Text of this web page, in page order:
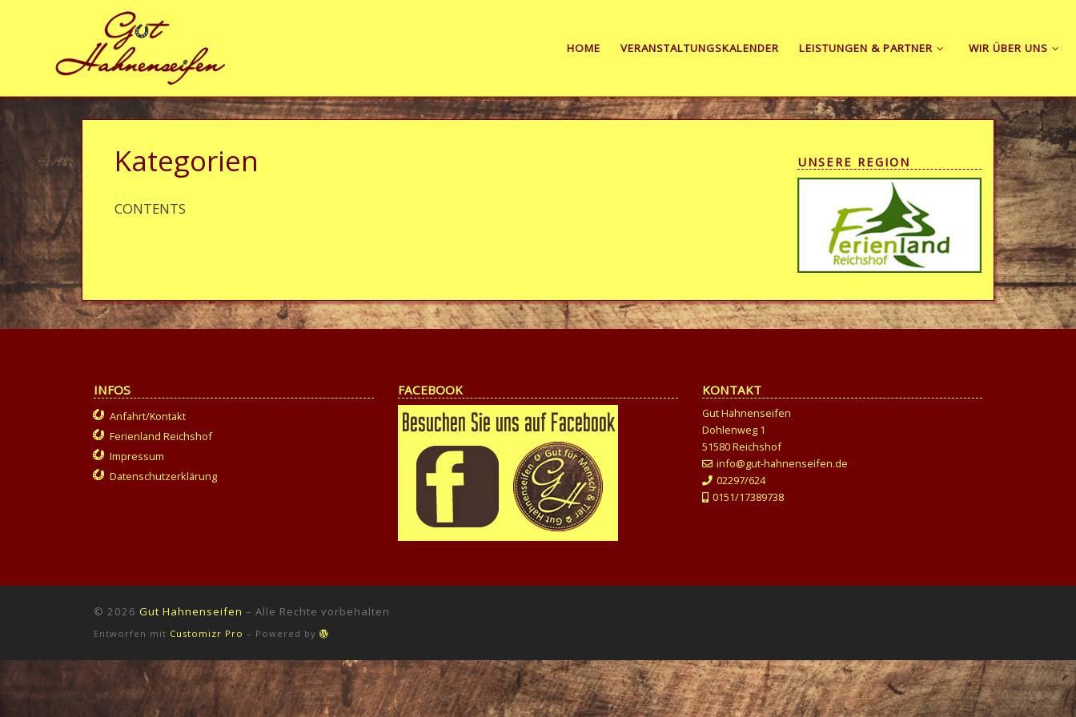
Zum Inhalt springen
HOME VERANSTALTUNGSKALENDER LEISTUNGEN & PARTNER WIR ÜBER UNS
Kategorien
CONTENTS
UNSERE REGION
INFOS
Anfahrt/Kontakt
Ferienland Reichshof
Impressum
Datenschutzerklärung
FACEBOOK KONTAKT
Gut Hahnenseifen
Dohlenweg 1
51580 Reichshof
info@gut-hahnenseifen.de
02297/624
0151/17389738
© 2026 Gut Hahnenseifen – Alle Rechte vorbehalten
Entworfen mit Customizr Pro – Powered by